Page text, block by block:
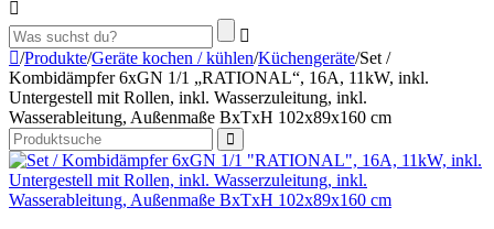
/Produkte/Geräte kochen / kühlen/Küchengeräte/Set /
Kombidämpfer 6xGN 1/1 „RATIONAL“, 16A, 11kW, inkl.
Untergestell mit Rollen, inkl. Wasserzuleitung, inkl.
Wasserableitung, Außenmaße BxTxH 102x89x160 cm